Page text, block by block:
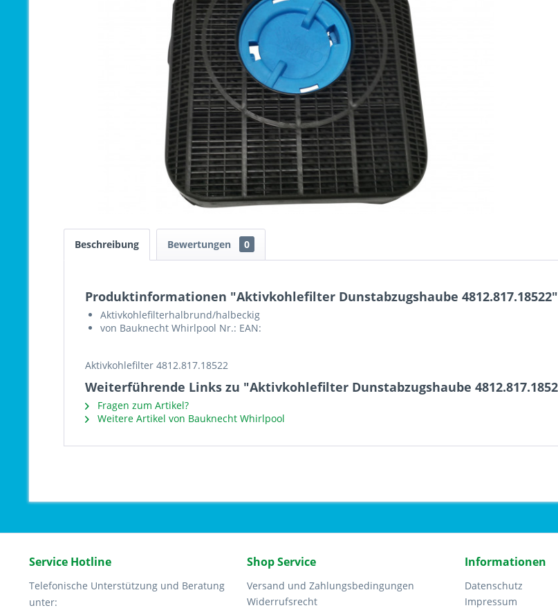
Beschreibung Bewertungen 0
Produktinformationen "Aktivkohlefilter Dunstabzugshaube 4812.817.18522"
Aktivkohlefilterhalbrund/halbeckig
von Bauknecht Whirlpool Nr.: EAN:
Aktivkohlefilter 4812.817.18522
Weiterführende Links zu "Aktivkohlefilter Dunstabzugshaube
Fragen zum Artikel?
Weitere Artikel von Bauknecht Whirlpool
Service Hotline
Telefonische Unterstützung und Beratung
unter:
Shop Service
Versand und Zahlungsbedingungen
Widerrufsrecht
Informationen
Datenschutz
Impressum